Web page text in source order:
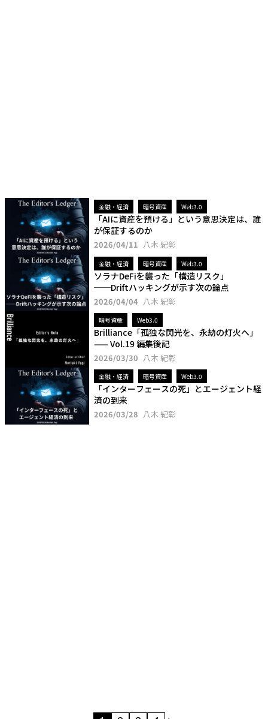
金融・経済 暗号資産 Web3.0
「AIに資産を預ける」という意思決定は、誰
が保証するのか
2026/04/11 八木 紀彰
金融・経済 暗号資産 Web3.0
ソラナDeFiを襲った「構造リスク」
──Driftハッキングが示す次の論点
2026/04/04 八木 紀彰
暗号資産 Web3.0
Brilliance「孤独な閃光を、永劫の灯火へ」
—— Vol.19 編集後記
2026/03/30 八木 紀彰
金融・経済 暗号資産 Web3.0
「インターフェースの死」とエージェント経
済の到来
2026/03/28 八木 紀彰